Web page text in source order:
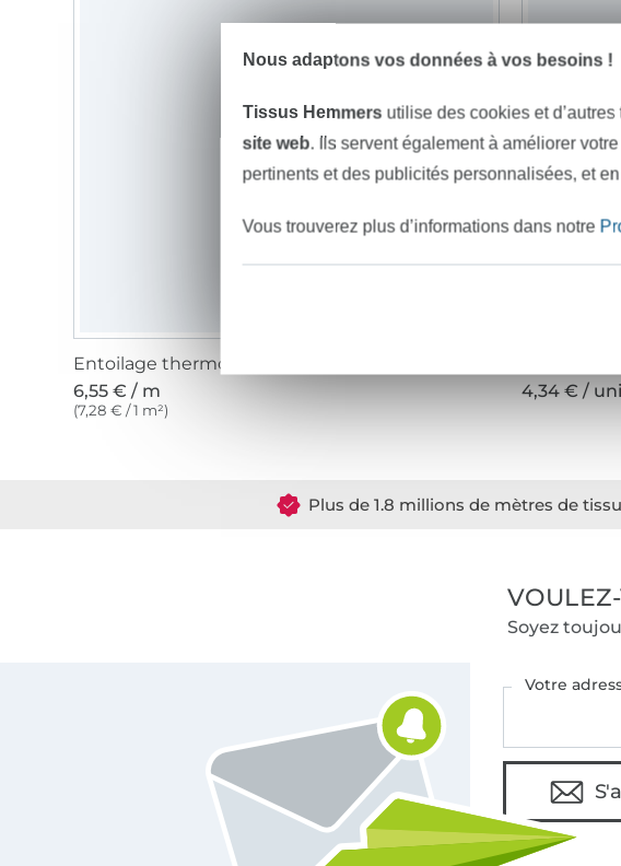
Entoilage thermocollant Vlieseline H250 blanc
6,55 € / m
(7,28 € / 1 m²)
4,34 € /
Plus de 1.8 millions de mètres de
Soyez
Votre
Nous adaptons vos données à vos besoins !
Tissus Hemmers utilise des cookies et
site web. Ils servent également à améliorer
pertinents et des publicités personnalisées, et
Vous trouverez plus d’informations dans notre